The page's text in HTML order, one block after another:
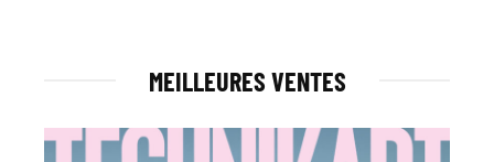
MEILLEURES VENTES